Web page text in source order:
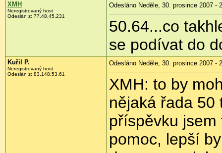
XMH
Neregistrovaný host
Odeslán z: 77.48.45.231
Odesláno Neděle, 30. prosince 2007 -
50.64...co
se podívat do
Kuřil P.
Neregistrovaný host
Odeslán z: 83.148.53.61
Odesláno Neděle, 30. prosince 2007 -
XMH: to by
nějaká řada 50
příspěvku
pomoc, lepší